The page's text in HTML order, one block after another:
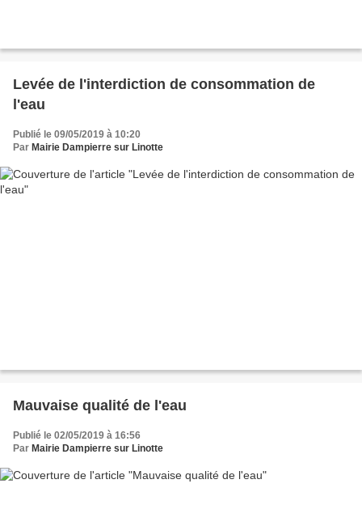
Levée de l'interdiction de consommation de
l'eau
Publié le 09/05/2019 à 10:20
Par Mairie Dampierre sur Linotte
Mauvaise qualité de l'eau
Publié le 02/05/2019 à 16:56
Par Mairie Dampierre sur Linotte